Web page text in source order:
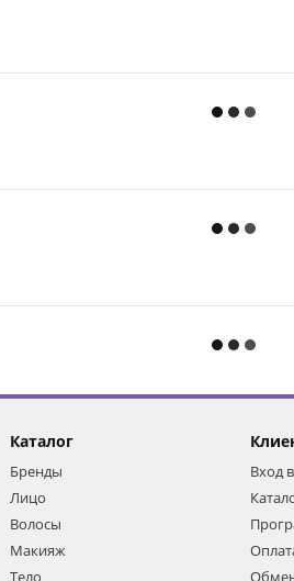
Каталог
Бренды
Лицо
Волосы
Макияж
Тело
Вход